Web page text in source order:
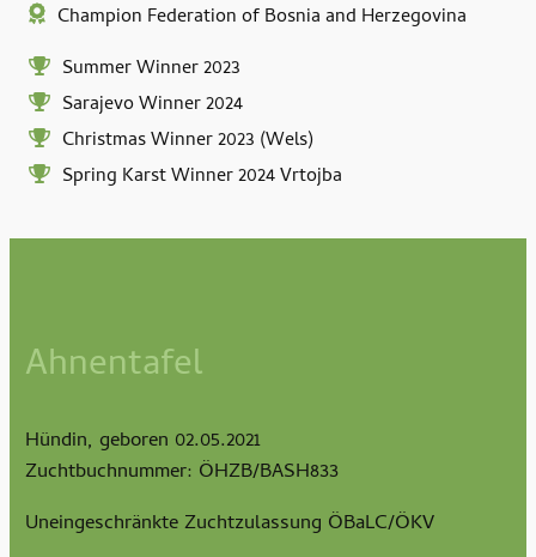
Champion Federation of Bosnia and Herzegovina
Summer Winner 2023
Sarajevo Winner 2024
Christmas Winner 2023 (Wels)
Spring Karst Winner 2024 Vrtojba
Ahnentafel
Hündin, geboren 02.05.2021
Zuchtbuchnummer: ÖHZB/BASH833
Uneingeschränkte Zuchtzulassung ÖBaLC/ÖKV